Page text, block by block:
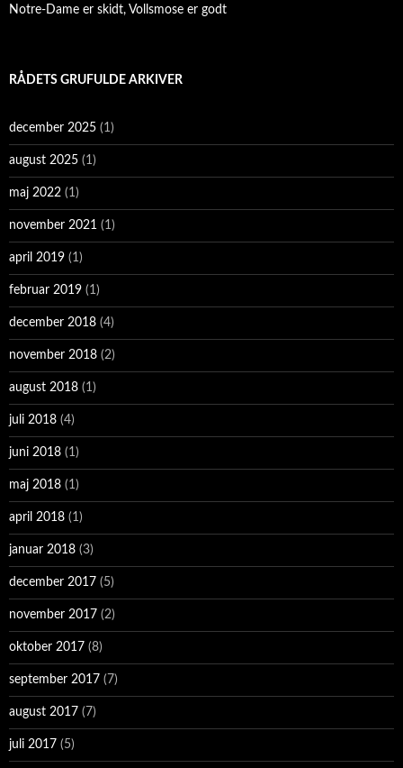
Notre-Dame er skidt, Vollsmose er godt
RÅDETS GRUFULDE ARKIVER
december 2025 (1)
august 2025 (1)
maj 2022 (1)
november 2021 (1)
april 2019 (1)
februar 2019 (1)
december 2018 (4)
november 2018 (2)
august 2018 (1)
juli 2018 (4)
juni 2018 (1)
maj 2018 (1)
april 2018 (1)
januar 2018 (3)
december 2017 (5)
november 2017 (2)
oktober 2017 (8)
september 2017 (7)
august 2017 (7)
juli 2017 (5)